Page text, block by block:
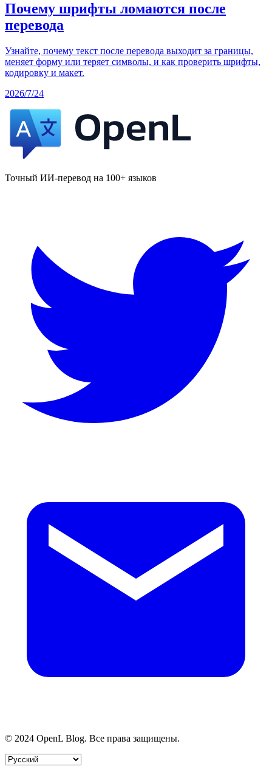
Почему шрифты ломаются после
перевода
Узнайте, почему текст после перевода выходит за границы,
меняет форму или теряет символы, и как проверить шрифты,
кодировку и макет.
2026/7/24
Точный ИИ-перевод на 100+ языков
© 2024 OpenL Blog. Все права защищены.